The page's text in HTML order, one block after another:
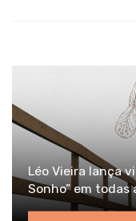
Léo Vieira lança
Sonho” em